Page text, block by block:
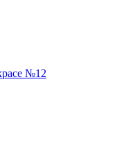
№12